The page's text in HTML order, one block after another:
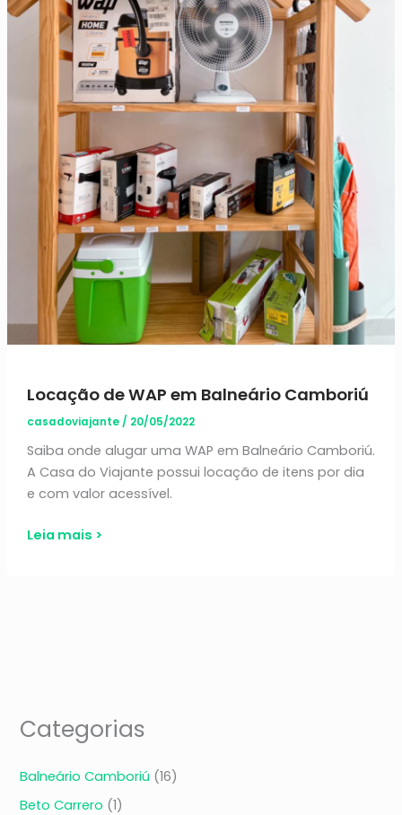
Locação de WAP em Balneário Camboriú
casadoviajante / 20/05/2022
Saiba onde alugar uma WAP em Balneário Camboriú.
A Casa do Viajante possui locação de itens por dia
e com valor acessível.
Categorias
Balneário Camboriú (16)
Beto Carrero (1)